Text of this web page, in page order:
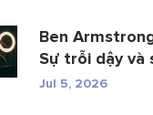
Ben
Sự trỗi dậy và
BitB...
Jul 5, 2026